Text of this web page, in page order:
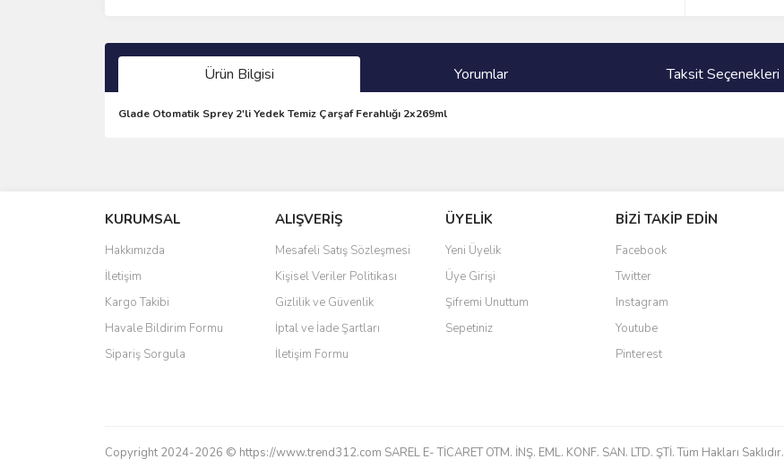
Ürün Bilgisi Yorumlar Taksit Seçenekleri
Glade Otomatik Sprey 2'li Yedek Temiz Çarşaf Ferahlığı 2x269ml
Ürün resmi kalitesiz, bozuk veya görüntülenemiyor.
Ürün açıklamasında eksik bilgiler bulunuyor.
Ürün bilgilerinde hatalar bulunuyor.
Ürün fiyatı diğer sitelerden daha pahalı.
Bu ürüne benzer farklı alternatifler olmalı.
KURUMSAL
Hakkımızda
İletişim
Kargo Takibi
Havale Bildirim Formu
Sipariş Sorgula
ALIŞVERİŞ
Mesafeli Satış Sözleşmesi
Kişisel Veriler Politikası
Gizlilik ve Güvenlik
İptal ve İade Şartları
İletişim Formu
ÜYELİK
Yeni Üyelik
Üye Girişi
Şifremi Unuttum
Sepetiniz
BİZİ TAKİP EDİN
Facebook
Twitter
Instagram
Youtube
Pinterest
Copyright 2024-2026 © https://www.trend312.com SAREL E- TİCARET OTM. İNŞ. EML. KONF. SAN. LTD. ŞTİ. Tüm Hakları Saklıdır.